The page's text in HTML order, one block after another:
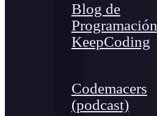
Blog de
Programación
KeepCoding
Codemacers
(podcast)